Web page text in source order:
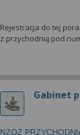
Rejestracja do tej
z przychodnią pod
Gabinet
NZOZ